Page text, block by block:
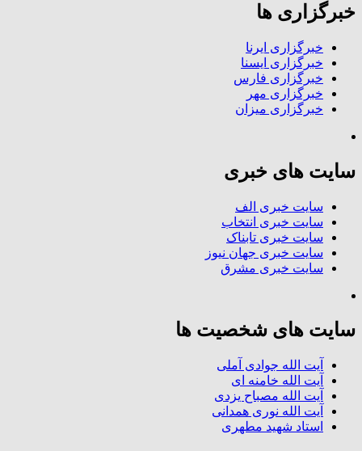
خبرگزاری ها
خبرگزاری ایرنا
خبرگزاری ایسنا
خبرگزاری فارس
خبرگزاری مهر
خبرگزاری میزان
سایت های خبری
سایت خبری الف
سایت خبری انتخاب
سایت خبری تابناک
سایت خبری جهان نیوز
سایت خبری مشرق
سایت های شخصیت ها
آیت الله جوادی آملی
آیت الله خامنه ای
آیت الله مصباح یزدی
آیت الله نوری همدانی
استاد شهید مطهری